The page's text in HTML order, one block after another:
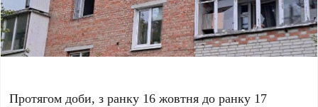
Протягом доби, з ранку 16 жовтня до ранку 17